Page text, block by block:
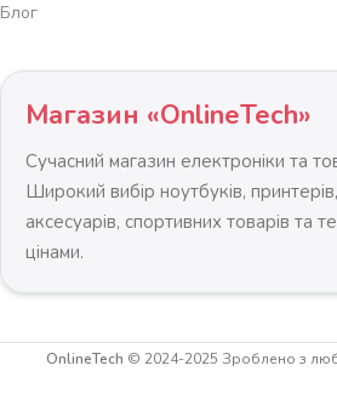
Блог
Магазин «OnlineTech»
Сучасний магазин електроніки та
Широкий вибір ноутбуків,
аксесуарів, спортивних товарів та
цінами.
OnlineTech © 2024-2025 Зроблено з
підвісне